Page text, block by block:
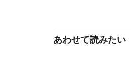
あわせて読みたい